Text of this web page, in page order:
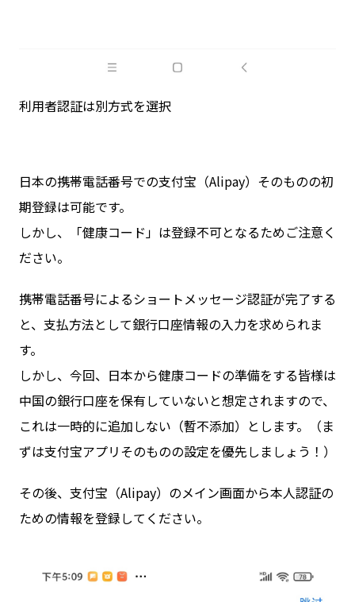
利用者認証は別方式を選択
日本の携帯電話番号での支付宝（Alipay）そのものの初
期登録は可能です。
しかし、「健康コード」は登録不可となるためご注意く
ださい。
携帯電話番号によるショートメッセージ認証が完了する
と、支払方法として銀行口座情報の入力を求められま
す。
しかし、今回、日本から健康コードの準備をする皆様は
中国の銀行口座を保有していないと想定されますので、
これは一時的に追加しない（暫不添加）とします。（ま
ずは支付宝アプリそのものの設定を優先しましょう！）
その後、支付宝（Alipay）のメイン画面から本人認証の
ための情報を登録してください。